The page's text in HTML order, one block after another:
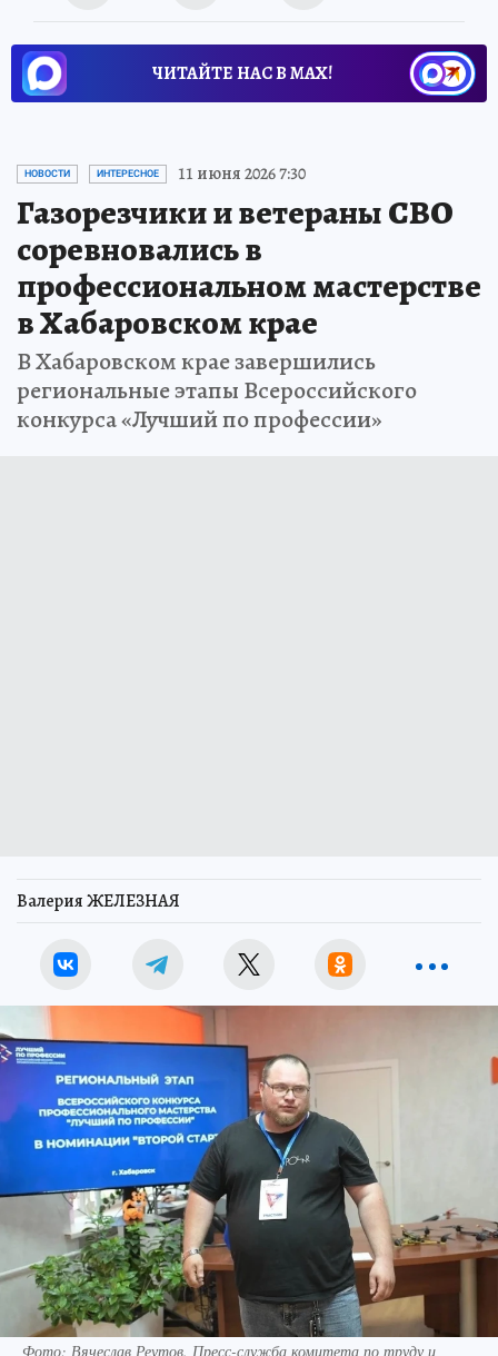
ЧИТАЙТЕ НАС В МАХ!
НОВОСТИ ИНТЕРЕСНОЕ 11 июня 2026 7:30
Газорезчики и ветераны СВО
соревновались в
профессиональном мастерстве
в Хабаровском крае
В Хабаровском крае завершились
региональные этапы Всероссийского